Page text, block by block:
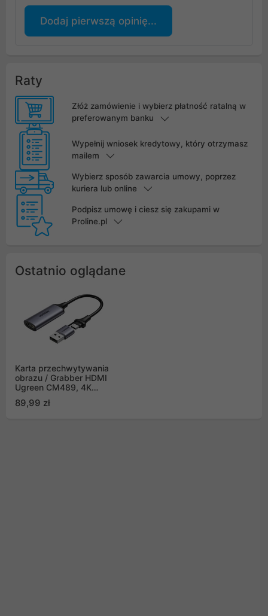
Dodaj pierwszą opinię...
Raty
Złóż zamówienie i wybierz płatność ratalną w
preferowanym banku
Wypełnij wniosek kredytowy, który otrzymasz
mailem
Wybierz sposób zawarcia umowy, poprzez
kuriera lub online
Podpisz umowę i ciesz się zakupami w
Proline.pl
Ostatnio oglądane
Karta przechwytywania
obrazu / Grabber HDMI
Ugreen CM489, 4K
89,99 zł